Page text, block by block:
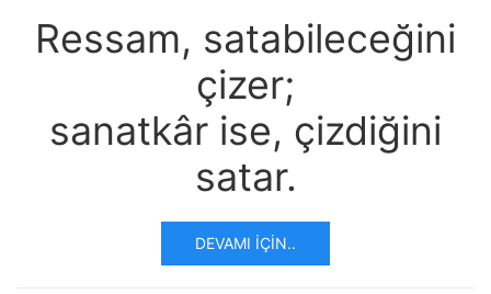
Ressam, satabileceğini
çizer;
sanatkâr ise, çizdiğini
satar.
DEVAMI İÇIN..